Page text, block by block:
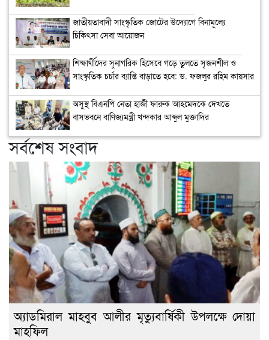
জাতীয়তাবাদী সাংস্কৃতিক জোটের উদ্যোগে বিনামূল্যে
চিকিৎসা সেবা আয়োজন
শিক্ষার্থীদের সুনাগরিক হিসেবে গড়ে তুলতে সৃজনশীল ও
সাংস্কৃতিক চর্চার ব্যাপ্তি বাড়াতে হবে: ড. ফজলুর রহিম কায়সার
অসুস্থ বিএনপি নেতা হাজী ফারুক আহমেদকে দেখতে
বাসভবনে বাণিজ্যমন্ত্রী খন্দকার আব্দুল মুক্তাদির
সর্বশেষ সংবাদ
অ্যাডমিরাল মাহবুব আলীর মৃত্যুবার্ষিকী উপলক্ষে দোয়া
মাহফিল